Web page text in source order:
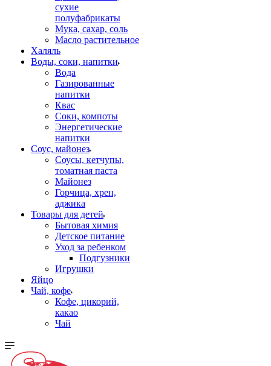
сухие
полуфабрикаты
Мука, сахар, соль
Масло растительное
Халяль
Воды, соки, напитки
Вода
Газированные
напитки
Квас
Соки, компоты
Энергетические
напитки
Соус, майонез
Соусы, кетчупы,
томатная паста
Майонез
Горчица, хрен,
аджика
Товары для детей
Бытовая химия
Детское питание
Уход за ребенком
Подгузники
Игрушки
Яйцо
Чай, кофе
Кофе, цикорий,
какао
Чай